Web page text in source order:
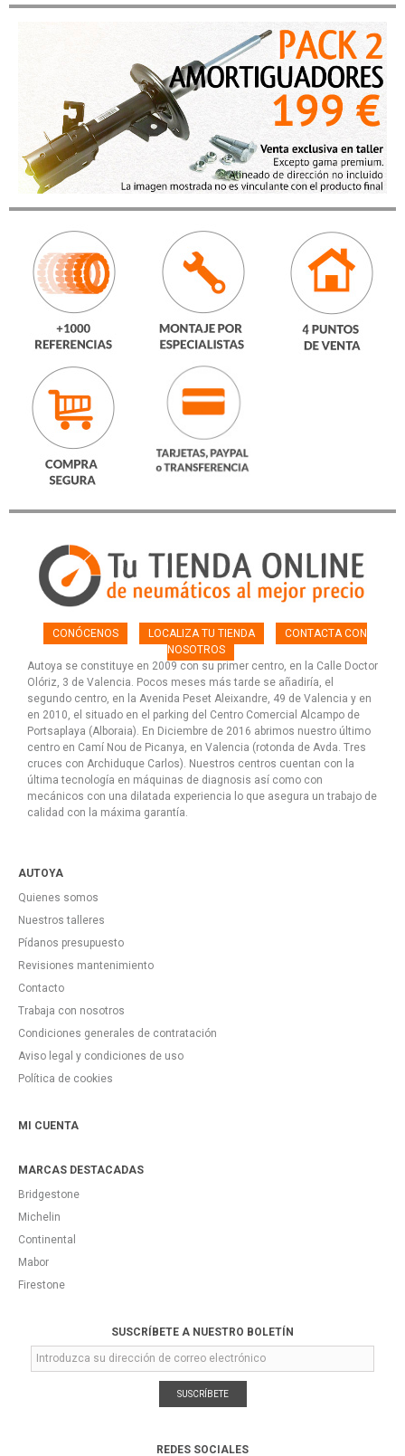
CONÓCENOS LOCALIZA TU TIENDA
CONTACTA CON
NOSOTROS
Autoya se constituye en 2009 con su primer centro, en la Calle Doctor
Olóriz, 3 de Valencia. Pocos meses más tarde se añadiría, el
segundo centro, en la Avenida Peset Aleixandre, 49 de Valencia y en
en 2010, el situado en el parking del Centro Comercial Alcampo de
Portsaplaya (Alboraia). En Diciembre de 2016 abrimos nuestro último
centro en Camí Nou de Picanya, en Valencia (rotonda de Avda. Tres
cruces con Archiduque Carlos). Nuestros centros cuentan con la
última tecnología en máquinas de diagnosis así como con
mecánicos con una dilatada experiencia lo que asegura un trabajo de
calidad con la máxima garantía.
AUTOYA
Quienes somos
Nuestros talleres
Pídanos presupuesto
Revisiones mantenimiento
Contacto
Trabaja con nosotros
Condiciones generales de contratación
Aviso legal y condiciones de uso
Política de cookies
MI CUENTA
MARCAS DESTACADAS
Bridgestone
Michelin
Continental
Mabor
Firestone
SUSCRÍBETE A NUESTRO BOLETÍN
SUSCRÍBETE
REDES SOCIALES